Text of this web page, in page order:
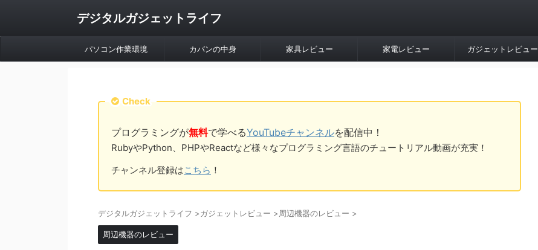
デジタルガジェットライフ
パソコン作業環境 カバンの中身 家具レビュー 家電レビュー ガジェットレビュー
Check
プログラミングが無料で学べるYouTubeチャンネルを配信中！
RubyやPython、PHPやReactなど様々なプログラミング言語のチュートリアル動画が充実！
チャンネル登録はこちら ！
デジタルガジェットライフ >ガジェットレビュー >周辺機器のレビュー >
周辺機器のレビュー